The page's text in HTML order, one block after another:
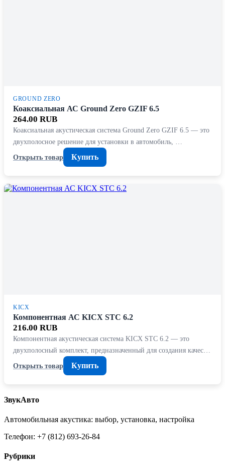
GROUND ZERO
Коаксиальная АС Ground Zero GZIF 6.5
264.00 RUB
Коаксиальная акустическая система Ground Zero GZIF 6.5 — это
двухполосное решение для установки в автомобиль, …
Открыть товар
Купить
KICX
Компонентная АС KICX STC 6.2
216.00 RUB
Компонентная акустическая система KICX STC 6.2 — это
двухполосный комплект, предназначенный для создания качес…
Открыть товар
Купить
ЗвукАвто
Автомобильная акустика: выбор, установка, настройка
Телефон: +7 (812) 693-26-84
Рубрики